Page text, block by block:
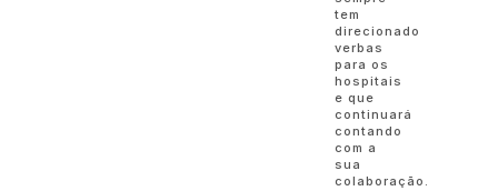
tem
direcionado
verbas
para os
hospitais
e que
continuará
contando
com a
sua
colaboração.